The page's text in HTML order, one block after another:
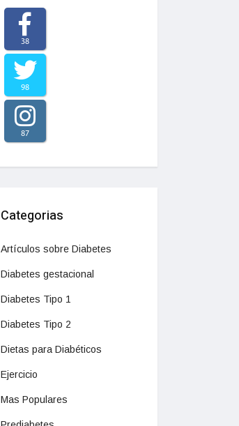
38
98
87
Categorias
Artículos sobre Diabetes
Diabetes gestacional
Diabetes Tipo 1
Diabetes Tipo 2
Dietas para Diabéticos
Ejercicio
Mas Populares